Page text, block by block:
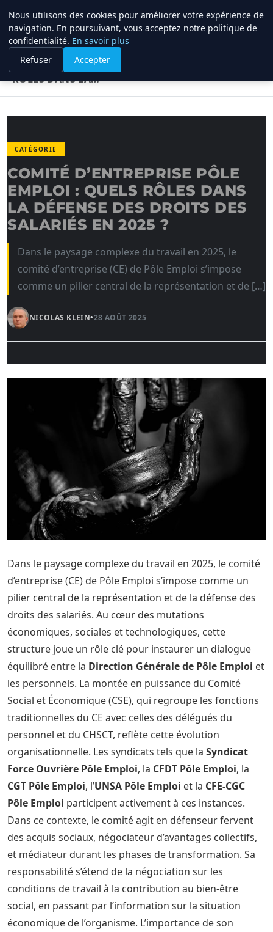
TUEZ-LES TOUS
ACCUEIL
CATÉGORIE
COMITÉ D’ENTREPRISE PÔLE EMPLOI : QUELS
RÔLES DANS LA…
CATÉGORIE
COMITÉ D’ENTREPRISE PÔLE
EMPLOI : QUELS RÔLES DANS
LA DÉFENSE DES DROITS DES
SALARIÉS EN 2025 ?
Dans le paysage complexe du travail en 2025, le
comité d’entreprise (CE) de Pôle Emploi s’impose
comme un pilier central de la représentation et de […]
NICOLAS KLEIN•28 AOÛT 2025
Dans le paysage complexe du travail en 2025, le comité
d’entreprise (CE) de Pôle Emploi s’impose comme un
pilier central de la représentation et de la défense des
droits des salariés. Au cœur des mutations
économiques, sociales et technologiques, cette
structure joue un rôle clé pour instaurer un dialogue
équilibré entre la Direction Générale de Pôle Emploi et
les personnels. La montée en puissance du Comité
Social et Économique (CSE), qui regroupe les fonctions
traditionnelles du CE avec celles des délégués du
personnel et du CHSCT, reflète cette évolution
organisationnelle. Les syndicats tels que la Syndicat
Force Ouvrière Pôle Emploi, la CFDT Pôle Emploi, la
CGT Pôle Emploi, l’UNSA Pôle Emploi et la CFE-CGC
Pôle Emploi participent activement à ces instances.
Dans ce contexte, le comité agit en défenseur fervent
des acquis sociaux, négociateur d’avantages collectifs,
et médiateur durant les phases de transformation. Sa
responsabilité s’étend de la négociation sur les
conditions de travail à la contribution au bien-être
social, en passant par l’information sur la situation
économique de l’organisme. L’importance de son
Nous utilisons des cookies pour améliorer votre expérience de
navigation. En poursuivant, vous acceptez notre politique de
confidentialité. En savoir plus
Refuser
Accepter